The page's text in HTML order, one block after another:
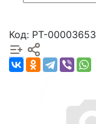
Код: РТ-00003653